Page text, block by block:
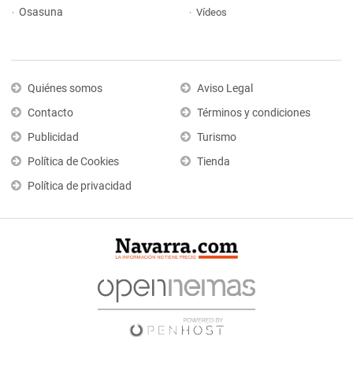
Osasuna
Vídeos
Quiénes somos
Contacto
Publicidad
Política de Cookies
Política de privacidad
Aviso Legal
Términos y condiciones
Turismo
Tienda